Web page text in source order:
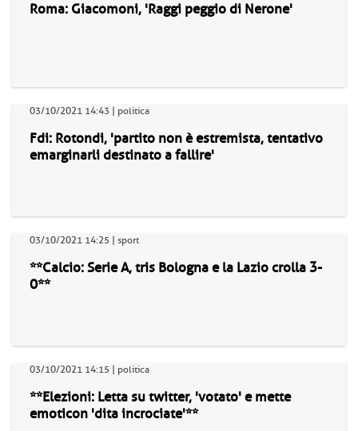
Roma: Giacomoni, 'Raggi peggio di Nerone'
03/10/2021 14:43 | politica
Fdi: Rotondi, 'partito non è estremista, tentativo
emarginarli destinato a fallire'
03/10/2021 14:25 | sport
**Calcio: Serie A, tris Bologna e la Lazio crolla 3-
0**
03/10/2021 14:15 | politica
**Elezioni: Letta su twitter, 'votato' e mette
emoticon 'dita incrociate'**